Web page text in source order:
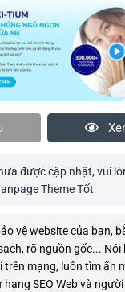
được cập nhật, vui
Theme Tốt
vệ website của bạn,
rõ nguồn gốc... Nói
trên mạng, luôn tìm ẩn
SEO Web và